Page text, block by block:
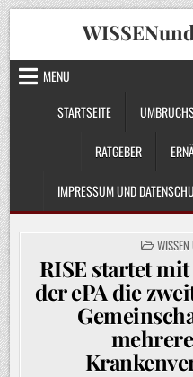
Skip
to
content
MENU
STARTSEITE
RATGEBER
IMPRESSUM UND
POSTED
IN
RISE startet
der ePA die